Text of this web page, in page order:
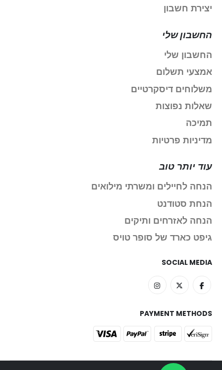
יצירת חשבון
החשבון שלי
החשבון שלי
אמצעי תשלום
משלוחים דיסקרטיים
שאלות נפוצות
תמיכה
מדיניות פרטיות
עוד יותר טוב
הנחה לחיילים ומשרתי מילואים
הנחת סטודנט
הנחה לאזרחים ותיקים
גיפט כארד של סופר טויס
SOCIAL MEDIA
PAYMENT METHODS